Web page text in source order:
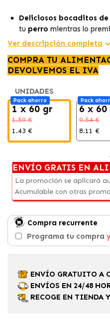
Deliciosos bocaditos
tu perro mientras lo
alimentación
70% de proteína
para
sistema inmunológico.
Snack natural y
Ver descripción completa
COMPRA TU
DEVOLVEMOS EL IVA
UNIDADES
Pack ahorro
1 x 60 gr
1.59 €
1.43 €
Pack
6 x 60
9.54 €
8.11 €
ENVÍO GRATIS EN
La promoción se aplicará
Acumulable con otras
Compra recurrente
Programa tu compra
ENVÍO GRATUITO A
ENVÍOS EN 24/48
RECOGE EN TIENDA